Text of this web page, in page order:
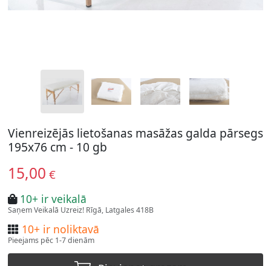
Vienreizējās lietošanas masāžas galda pārsegs
195x76 cm - 10 gb
15,00 €
10+ ir veikalā
Saņem Veikalā Uzreiz! Rīgā, Latgales 418B
10+ ir noliktavā
Pieejams pēc 1-7 dienām